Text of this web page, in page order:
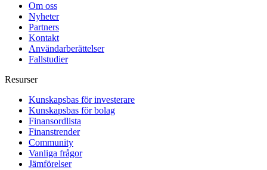
Om oss
Nyheter
Partners
Kontakt
Användarberättelser
Fallstudier
Resurser
Kunskapsbas för investerare
Kunskapsbas för bolag
Finansordlista
Finanstrender
Community
Vanliga frågor
Jämförelser